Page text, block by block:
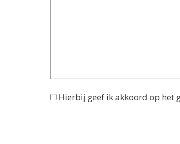
Hierbij geef ik akkoord op het